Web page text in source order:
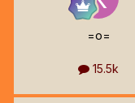
=o=
15.5k